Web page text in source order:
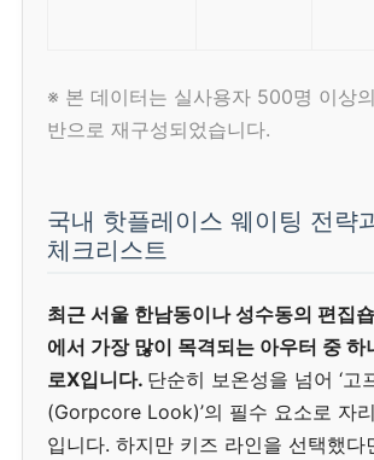
※ 본 데이터는 실사용자 500명 이상
반으로 재구성되었습니다.
국내 핫플레이스 웨이팅 전략
체크리스트
최근 서울 한남동이나 성수동의 편집
에서 가장 많이 목격되는 아우터 중 하
로X입니다. 단순히 보온성을 넘어 ‘고
(Gorpcore Look)’의 필수 요소로 자
입니다. 하지만 키즈 라인을 선택했다